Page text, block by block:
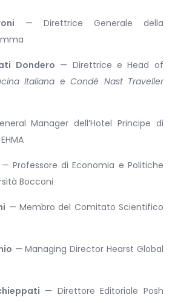
— Direttrice Generale della
Dondero — Direttrice e Head of
Italiana eCondé Nast Traveller
Manager dell’Hotel Principe di
— Professore di Economia e Politiche
Bocconi
— Membro del Comitato Scientifico
— Managing Director Hearst Global
— Direttore Editoriale Posh